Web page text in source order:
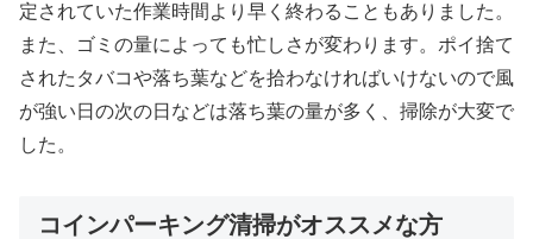
定されていた作業時間より早く終わることもありました。
また、ゴミの量によっても忙しさが変わります。ポイ捨て
されたタバコや落ち葉などを拾わなければいけないので風
が強い日の次の日などは落ち葉の量が多く、掃除が大変で
した。
コインパーキング清掃がオススメな方